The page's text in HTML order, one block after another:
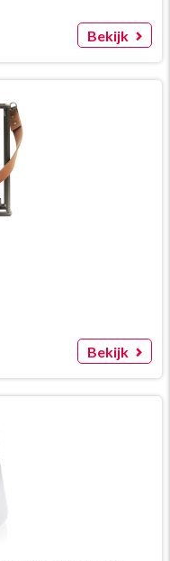
Bekijk
Bekijk